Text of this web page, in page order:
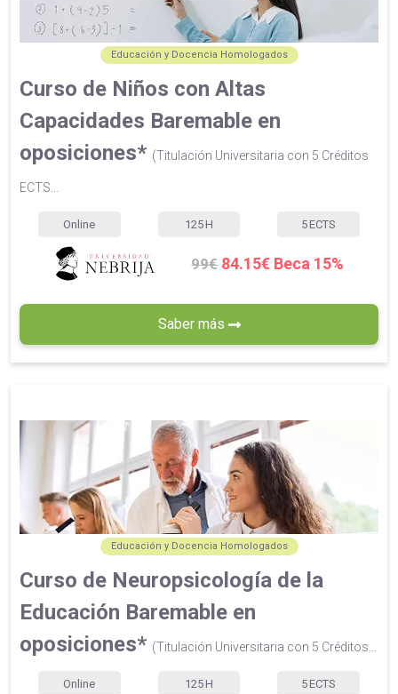
Educación y Docencia Homologados
Curso de Niños con Altas
Capacidades Baremable en
oposiciones* (Titulación Universitaria con 5 Créditos
ECTS...
Online 125 H 5 ECTS
99€ 84.15€ Beca 15%
Saber más
Educación y Docencia Homologados
Curso de Neuropsicología de la
Educación Baremable en
oposiciones* (Titulación Universitaria con 5 Créditos...
Online 125 H 5 ECTS